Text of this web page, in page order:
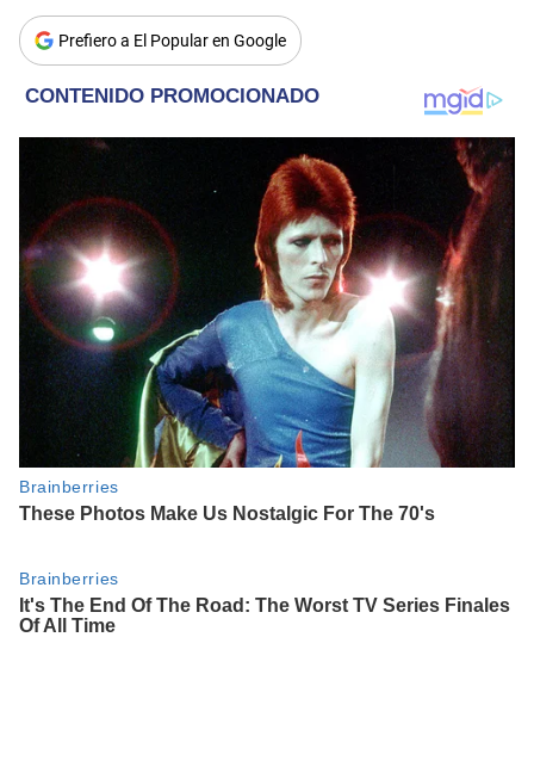
Prefiero a El Popular en Google